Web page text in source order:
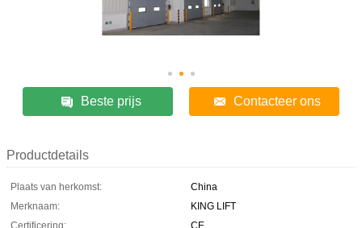
Beste prijs Contacteer ons
Productdetails
Plaats van herkomst:
China
Merknaam:
KING LIFT
Certificering:
CE